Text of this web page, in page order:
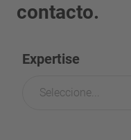
contacto.
Expertise
Seleccione...